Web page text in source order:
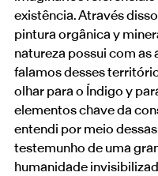
existência. Através
pintura orgânica y
natureza possui com
falamos desses
olhar para o Índigo y
elementos chave da
entendi por meio
testemunho de uma
humanidade